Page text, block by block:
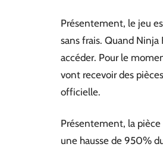
Présentement, le jeu
sans frais. Quand
accéder. Pour le
vont recevoir des
officielle.
Présentement, la
une hausse de 950%